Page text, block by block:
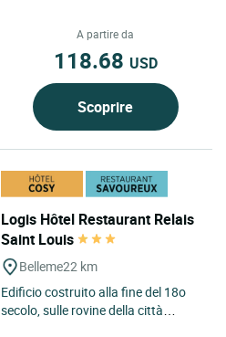
riposo dove potrete prendervi...
A partire da
118.68 USD
Scoprire
Logis Hôtel Restaurant Relais
Saint Louis
Belleme22 km
Edificio costruito alla fine del 18o
secolo, sulle rovine della città